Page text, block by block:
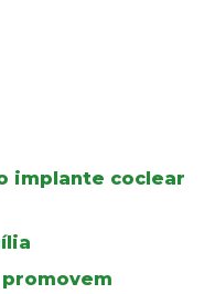
implante coclear
promovem